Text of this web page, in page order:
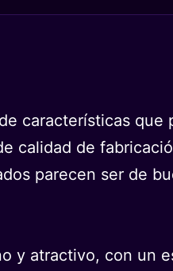
características que
calidad de
parecen ser de
y atractivo, con un